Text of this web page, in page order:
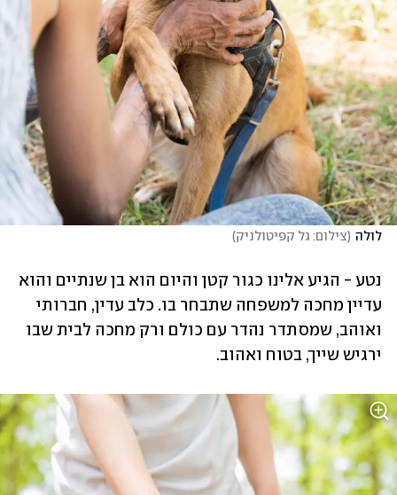
לולה (צילום: גל קפיטולניק)
ירגיש שייך, בטוח ואהוב.